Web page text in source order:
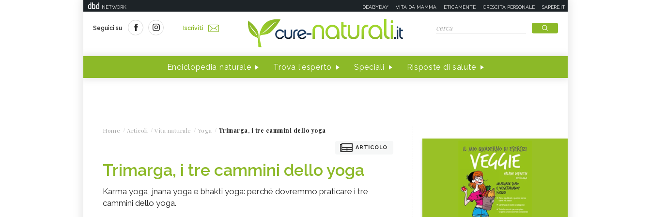
NETWORK DEABYDAY VITA DA MAMMA ETICAMENTE CRESCITA PERSONALE SAPERE.IT
Seguici su Iscriviti
Enciclopedia naturale Trova l'esperto Speciali Risposte di salute
Home Articoli Vita naturale Yoga Trimarga, i tre cammini dello yoga
ARTICOLO
Trimarga, i tre cammini dello yoga
Karma yoga, jnana yoga e bhakti yoga: perché dovremmo praticare i tre
cammini dello yoga.